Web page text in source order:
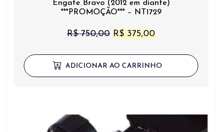
Engate Bravo (2012 em diante)
***PROMOÇÃO*** – NT1729
R$750,00 O
original
R$ 375,00
atual
ADICIONAR AO CARRINHO